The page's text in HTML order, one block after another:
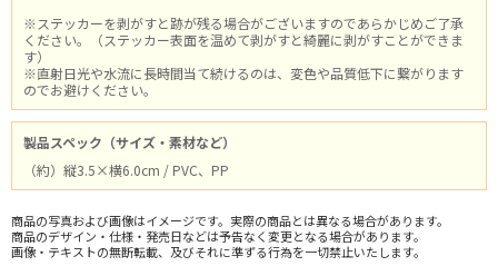
※ステッカーを剥がすと跡が残る場合がございますのであらかじめご了承
ください。（ステッカー表面を温めて剥がすと綺麗に剥がすことができま
す）
※直射日光や水流に長時間当て続けるのは、変色や品質低下に繋がります
のでお避けください。
製品スペック（サイズ・素材など）
（約）縦3.5×横6.0cm / PVC、PP
商品の写真および画像はイメージです。実際の商品とは異なる場合があります。
商品のデザイン・仕様・発売日などは予告なく変更となる場合があります。
画像・テキストの無断転載、及びそれに準ずる行為を一切禁止いたします。